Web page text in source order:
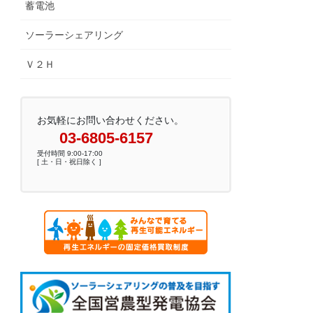
蓄電池
ソーラーシェアリング
Ｖ２Ｈ
お気軽にお問い合わせください。
03-6805-6157
受付時間 9:00-17:00
[ 土・日・祝日除く ]